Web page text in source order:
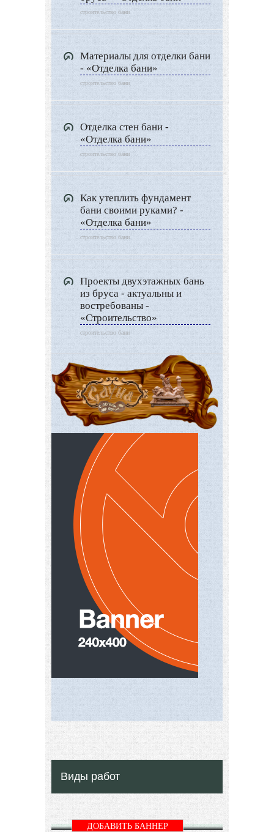
строительство бани
Материалы для отделки бани
- «Отделка бани»
строительство бани
Отделка стен бани -
«Отделка бани»
строительство бани
Как утеплить фундамент
бани своими руками? -
«Отделка бани»
строительство бани
Проекты двухэтажных бань
из бруса - актуальны и
востребованы -
«Строительство»
строительство бани
Виды работ
ДОБАВИТЬ БАННЕР